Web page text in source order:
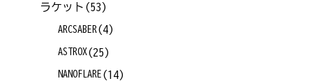
ラケット (53)
ARCSABER (4)
ASTROX (25)
NANOFLARE (14)